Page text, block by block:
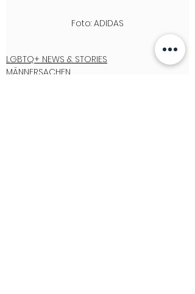
Foto: ADIDAS
LGBTQ+ NEWS & STORIES
MÄNNERSACHEN